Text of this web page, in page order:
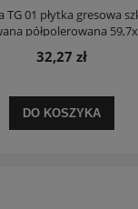
TG 01 płytka gresowa
półpolerowana
32,27 zł
DO KOSZYKA